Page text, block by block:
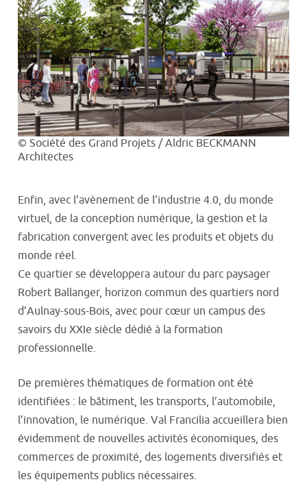
© Société des Grand Projets / Aldric BECKMANN
Architectes
Enfin, avec l’avènement de l’industrie 4.0, du monde
virtuel, de la conception numérique, la gestion et la
fabrication convergent avec les produits et objets du
monde réel.
Ce quartier se développera autour du parc paysager
Robert Ballanger, horizon commun des quartiers nord
d’Aulnay-sous-Bois, avec pour cœur un campus des
savoirs du XXIe siècle dédié à la formation
professionnelle.
De premières thématiques de formation ont été
identifiées : le bâtiment, les transports, l’automobile,
l’innovation, le numérique. Val Francilia accueillera bien
évidemment de nouvelles activités économiques, des
commerces de proximité, des logements diversifiés et
les équipements publics nécessaires.